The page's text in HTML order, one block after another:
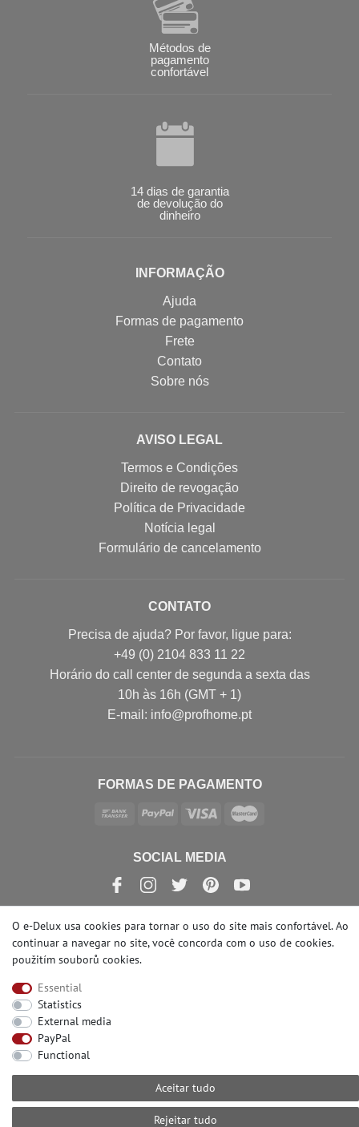
Métodos de
pagamento
confortável
14 dias de garantia
de devolução do
dinheiro
INFORMAÇÃO
Ajuda
Formas de pagamento
Frete
Contato
Sobre nós
AVISO LEGAL
Termos e Condições
Direito de revogação
Política de Privacidade
Notícia legal
Formulário de cancelamento
CONTATO
Precisa de ajuda? Por favor, ligue para:
+49 (0) 2104 833 11 22
Horário do call center de segunda a sexta das
10h às 16h (GMT + 1)
E-mail: info@profhome.pt
FORMAS DE PAGAMENTO
SOCIAL MEDIA
© Copyright 2026 | e-Delux GmbH
O e-Delux usa cookies para tornar o uso do site mais confortável. Ao
continuar a navegar no site, você concorda com o uso de cookies.
použitím souborů cookies.
Essential
Statistics
External media
PayPal
Functional
Aceitar tudo
Rejeitar tudo